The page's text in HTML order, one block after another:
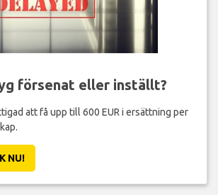
försenat eller inställt?
att få upp till 600 EUR i ersättning per
NU!